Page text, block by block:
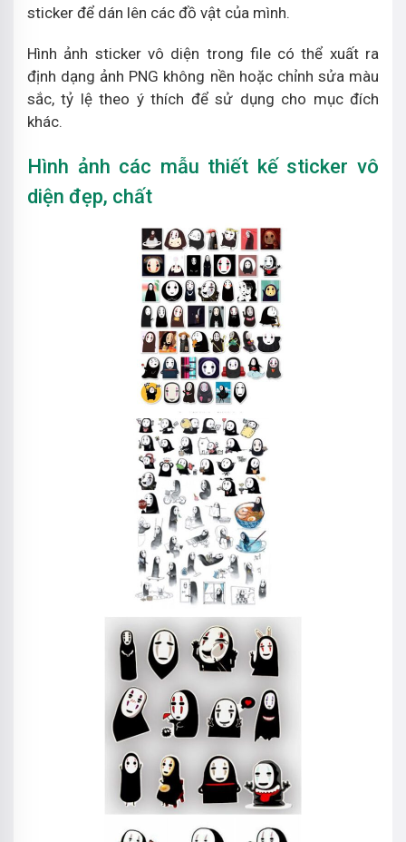
sticker để dán lên các đồ vật của mình.
Hình ảnh sticker vô diện trong file có thể xuất ra
định dạng ảnh PNG không nền hoặc chỉnh sửa màu
sắc, tỷ lệ theo ý thích để sử dụng cho mục đích
khác.
Hình ảnh các mẫu thiết kế sticker vô
diện đẹp, chất